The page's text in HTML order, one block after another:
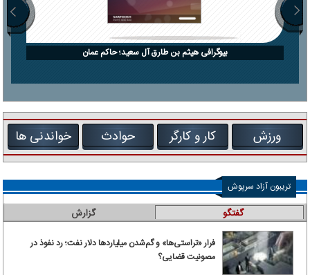
بیوگرافی هیثم بن طارق آل سعید؛ حاکم عمان
ورزش کار و کارگر حوادث خواندنی ها
تریبون آزاد سرپوش
گفتگو گزارش
فرار «تراستی‌ها» و گم‌شدن میلیاردها دلار نفت؛ رد نفوذ در
مصونیت قضایی؟